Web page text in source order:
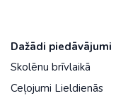
Dažādi piedāvājumi
Skolēnu brīvlaikā
Ceļojumi Lieldienās